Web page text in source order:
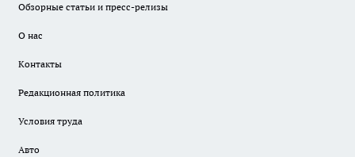
Обзорные статьи и пресс-релизы
О нас
Контакты
Редакционная политика
Условия труда
Авто